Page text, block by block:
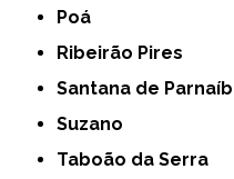
Poá
Ribeirão Pires
Santana de
Suzano
Taboão da Serra